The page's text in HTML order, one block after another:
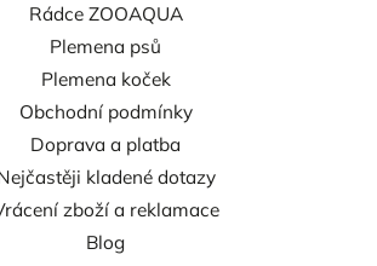
Rádce ZOOAQUA
Plemena psů
Plemena koček
Obchodní podmínky
Doprava a platba
kladené dotazy
zboží a reklamace
Blog